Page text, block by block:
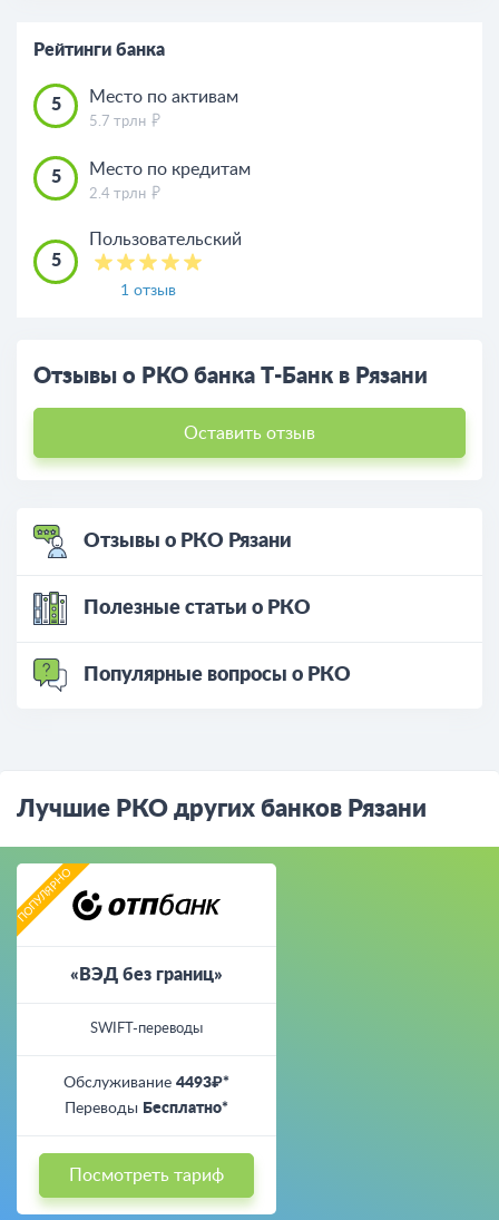
Рейтинги банка
5 Место по активам
5.7 трлн
5 Место по кредитам
2.4 трлн
5
Пользовательский
1 отзыв
Отзывы о РКО банка Т-Банк в Рязани
Оставить отзыв
Отзывы о РКО Рязани
Полезные статьи о РКО
Популярные вопросы о РКО
Лучшие РКО других банков Рязани
«ВЭД без границ»
SWIFT-переводы
Обслуживание 4493₽*
Переводы Бесплатно*
Посмотреть тариф